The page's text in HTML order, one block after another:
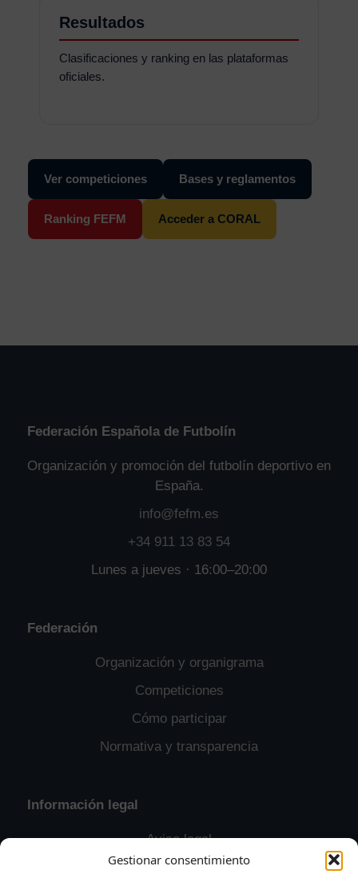
Gestionar consentimiento
Resultados
Clasificaciones y ranking en las plataformas
oficiales.
Ver competiciones Bases y reglamentos
Ranking FEFM Acceder a CORAL
Federación Española de Futbolín
Organización y promoción del futbolín deportivo en
España.
info@fefm.es
+34 911 13 83 54
Lunes a jueves · 16:00–20:00
Federación
Organización y organigrama
Competiciones
Cómo participar
Normativa y transparencia
Información legal
Aviso legal
Política de privacidad